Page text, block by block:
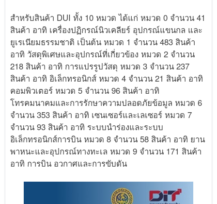
สำหรับสินค้า DUI ทั้ง 10 หมวด ได้แก่ หมวด 0 จำนวน 41
สินค้า อาทิ เครื่องปฏิกรณ์นิวเคลียร์ อุปกรณ์แขนกล และ
ยูเรเนียมธรรมชาติ เป็นต้น หมวด 1 จำนวน 483 สินค้า
อาทิ วัสดุพิเศษและอุปกรณ์ที่เกี่ยวข้อง หมวด 2 จำนวน
218 สินค้า อาทิ การแปรรูปวัสดุ หมวด 3 จำนวน 237
สินค้า อาทิ อิเล็กทรอนิกส์ หมวด 4 จำนวน 21 สินค้า อาทิ
คอมพิวเตอร์ หมวด 5 จำนวน 96 สินค้า อาทิ
โทรคมนาคมและการรักษาความปลอดภัยข้อมูล หมวด 6
จำนวน 353 สินค้า อาทิ เซนเซอร์และเลเซอร์ หมวด 7
จำนวน 93 สินค้า อาทิ ระบบนำร่องและระบบ
อิเล็กทรอนิกส์การบิน หมวด 8 จำนวน 58 สินค้า อาทิ ยาน
พาหนะและอุปกรณ์ทางทะเล หมวด 9 จำนวน 171 สินค้า
อาทิ การบิน อวกาศและการขับดัน